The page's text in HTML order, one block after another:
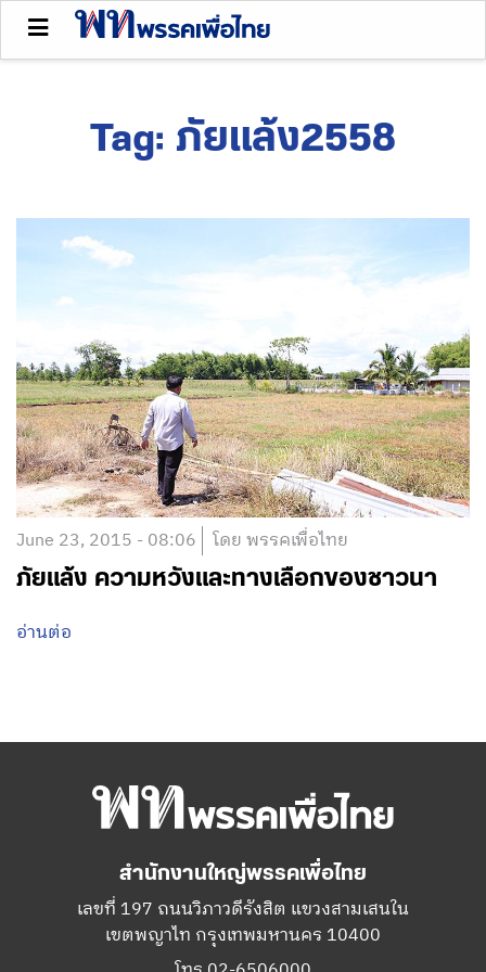
Tag: ภัยแล้ง2558
June 23, 2015 - 08:06 โดย พรรคเพื่อไทย
ภัยแล้ง ความหวังและทางเลือกของชาวนา
อ่านต่อ
สำนักงานใหญ่พรรคเพื่อไทย
เลขที่ 197 ถนนวิภาวดีรังสิต แขวงสามเสนใน
เขตพญาไท กรุงเทพมหานคร 10400